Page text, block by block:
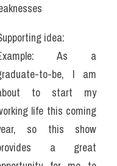
idea:
As a
to-be, I am
to start my
life this coming
so this show
a great